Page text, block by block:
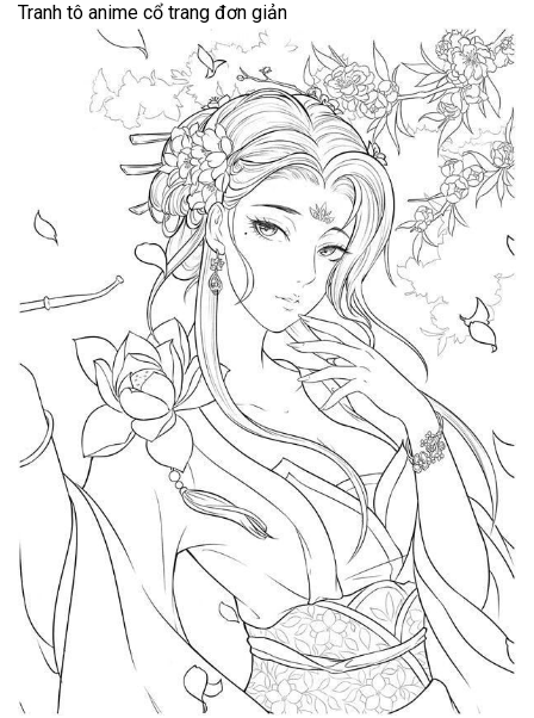
Tranh tô anime cổ trang đơn giản